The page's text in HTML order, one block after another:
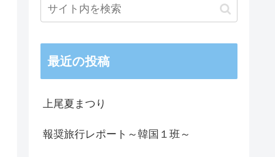
最近の投稿
上尾夏まつり
報奨旅行レポート～韓国１班～